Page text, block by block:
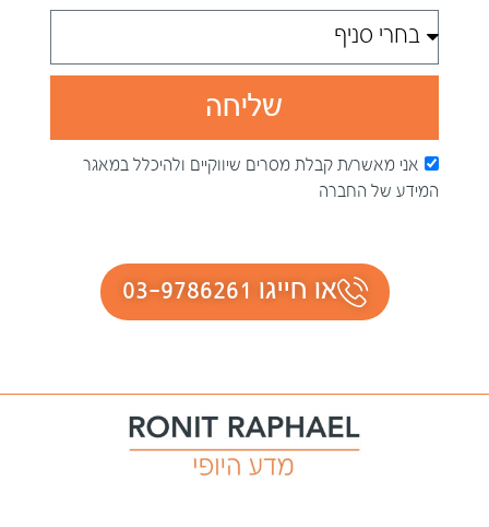
אני מאשר/ת קבלת מסרים שיווקיים ולהיכלל במאגר
המידע של החברה
שליחה
או חייגו 03-9786261